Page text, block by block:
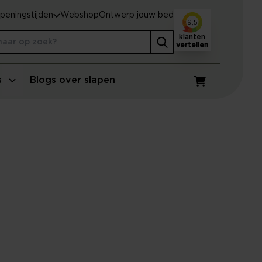
Blogs over slapen
Winkelwagen
WebshopOntwerp jouw bed
9,5
klanten
vertellen